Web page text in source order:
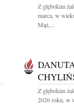
Z głębokim
marca, w
Mąż,...
Z głębokim
2026 roku, w